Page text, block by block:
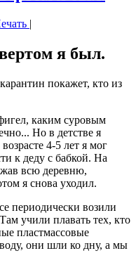
|
я был.
покажет, кто из
каким суровым
Но в детстве я
4-5 лет я мог
к деду с бабкой. На
всю деревню,
я снова уходил.
периодически возили
учили плавать тех, кто
пластмассовые
они шли ко дну, а мы